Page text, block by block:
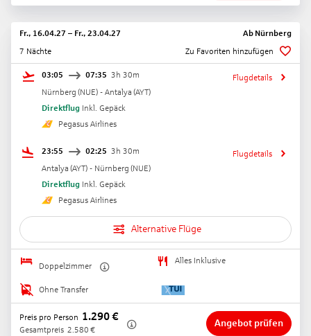
Fr., 16.04.27 – Fr., 23.04.27 Ab Nürnberg
7 Nächte
Zu Favoriten hinzufügen
03:05 07:35 3h 30m
Nürnberg (NUE) - Antalya (AYT)
Direktflug Inkl. Gepäck
Pegasus Airlines
Flugdetails
23:55 02:25 3h 30m
Antalya (AYT) - Nürnberg (NUE)
Direktflug Inkl. Gepäck
Pegasus Airlines
Flugdetails
Alternative Flüge
Doppelzimmer
Alles Inklusive
Ohne Transfer
Preis pro Person 1.290€
Gesamtpreis 2.580 €
Angebot prüfen